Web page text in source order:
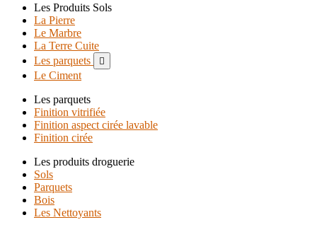
Les Produits Sols
La Pierre
Le Marbre
La Terre Cuite
Les parquets

Le Ciment
Les parquets
Finition vitrifiée
Finition aspect cirée lavable
Finition cirée
Les produits droguerie
Sols
Parquets
Bois
Les Nettoyants